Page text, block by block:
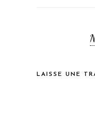
LAISSE UNE